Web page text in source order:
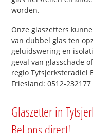
worden.
Onze glaszetters
van dubbel glas ten
geluidswering en
geval van glasschade
regio Tytsjerksteradiel
Friesland: 0512-232177
Glaszetter in
Bel ons direct!